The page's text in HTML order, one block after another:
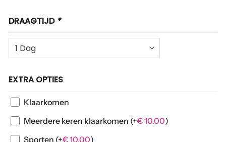
DRAAGTIJD *
EXTRA OPTIES
Klaarkomen
Meerdere keren klaarkomen (+€10.00)
Sporten (+€10.00)